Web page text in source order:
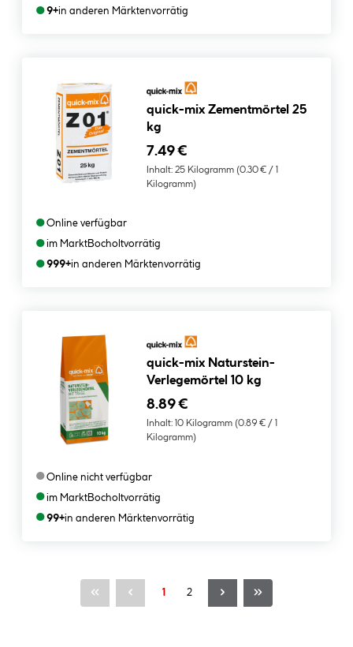
●9+in anderen Märktenvorrätig
quick-mix Zementmörtel 25
kg
7.49 €
Inhalt: 25 Kilogramm (0.30 € / 1
Kilogramm)
●Online verfügbar
●im MarktBocholtvorrätig
●999+in anderen Märktenvorrätig
quick-mix Naturstein-
Verlegemörtel 10 kg
8.89 €
Inhalt: 10 Kilogramm (0.89 € / 1
Kilogramm)
●Online nicht verfügbar
●im MarktBocholtvorrätig
●99+in anderen Märktenvorrätig
Seite
1 Seite
2